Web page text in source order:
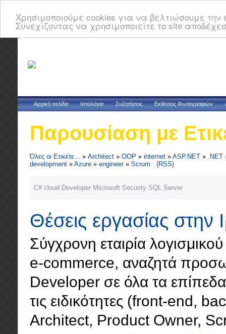
Χρησιμοποιούμε cookies για να βελτιώσουμε
Συνεχίζοντας να χρησιμοποιείτε το site
Αρχική σελίδα Ιστολόγια Συζητήσεις Εκθέσεις Φωτογραφιών
Παρουσίαση με
Όλες οι Ετικέτε... » Architect » OOP » internet » ASP.NET » .NET
development » Azure » engineer» Scrum (RSS)
C# cloud Developer Microsoft Security SQL Server
Θέσεις εργασίας στην
Σύγχρονη εταιρία
e-commerce, αναζητά
Developer σε όλα τα
τις ειδικότητες (front-end,
Architect, Product Owner,